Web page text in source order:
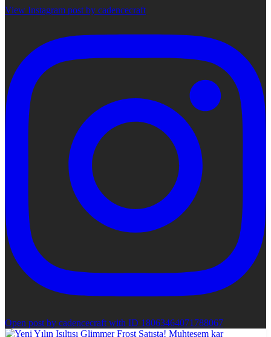
View Instagram post by cadencecraft
Open post by cadencecraft with ID 18063464071788067